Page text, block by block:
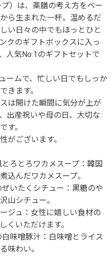
）は、薬膳の考え方をベー
ら生まれた一杯。温めるだ
い日々の中でもほっとひと
クのギフトボックスに入っ
人気No.1のギフトセットで
ームで、忙しい日でもしっか
きます。
は開けた瞬間に気分が上が
出産祝いや母の日、大切な
す。
がございます。
ろとろワカメスープ：韓国
込んだワカメスープ。
いたくシチュー：黒糖のや
山シチュー。
ジュ：女性に嬉しい食材の
くいただけます。
味噌豚汁：白味噌とライス
味わい。